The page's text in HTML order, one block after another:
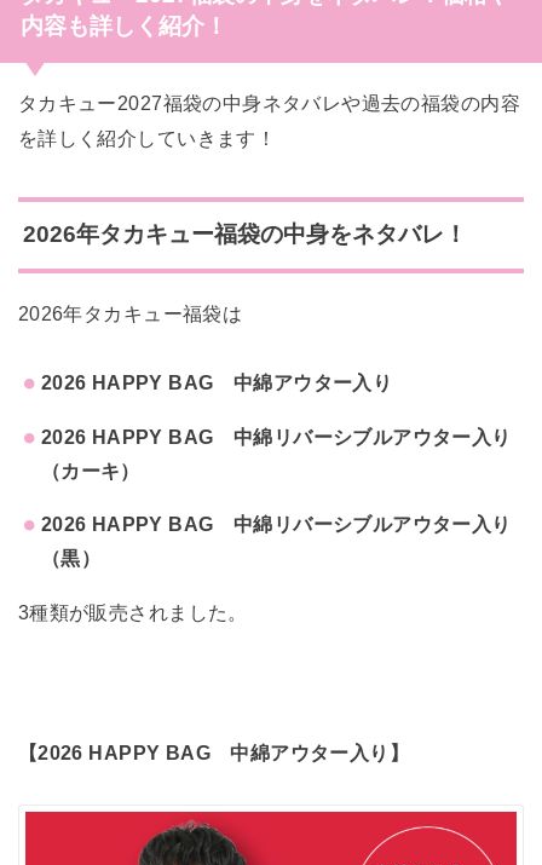
内容も詳しく紹介！
タカキュー2027福袋の中身ネタバレや過去の福袋の内容
を詳しく紹介していきます！
2026年タカキュー福袋の中身をネタバレ！
2026年タカキュー福袋は
2026 HAPPY BAG 中綿アウター入り
2026 HAPPY BAG 中綿リバーシブルアウター入り
（カーキ）
2026 HAPPY BAG 中綿リバーシブルアウター入り
（黒）
3種類が販売されました。
【2026 HAPPY BAG 中綿アウター入り 】